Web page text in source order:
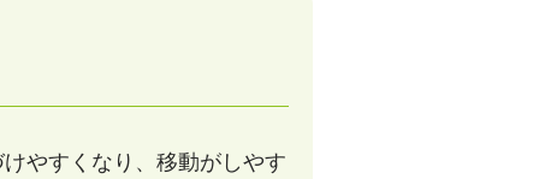
やすくなり、移動がしやす